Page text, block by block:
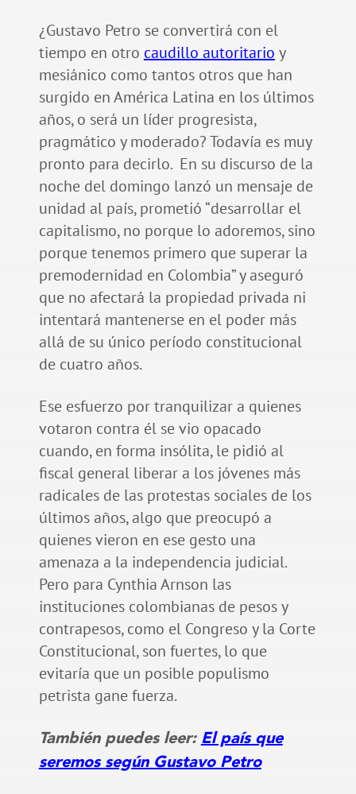
¿Gustavo Petro se convertirá con el
tiempo en otro caudillo autoritario y
mesiánico como tantos otros que han
surgido en América Latina en los últimos
años, o será un líder progresista,
pragmático y moderado? Todavía es muy
pronto para decirlo. En su discurso de la
noche del domingo lanzó un mensaje de
unidad al país, prometió “desarrollar el
capitalismo, no porque lo adoremos, sino
porque tenemos primero que superar la
premodernidad en Colombia” y aseguró
que no afectará la propiedad privada ni
intentará mantenerse en el poder más
allá de su único período constitucional
de cuatro años.
Ese esfuerzo por tranquilizar a quienes
votaron contra él se vio opacado
cuando, en forma insólita, le pidió al
fiscal general liberar a los jóvenes más
radicales de las protestas sociales de los
últimos años, algo que preocupó a
quienes vieron en ese gesto una
amenaza a la independencia judicial.
Pero para Cynthia Arnson las
instituciones colombianas de pesos y
contrapesos, como el Congreso y la Corte
Constitucional, son fuertes, lo que
evitaría que un posible populismo
petrista gane fuerza.
También puedes leer: El país que
seremos según Gustavo Petro